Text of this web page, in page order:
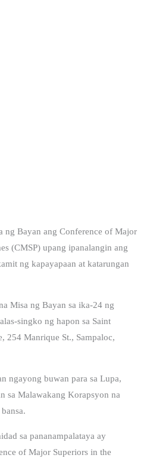
ng Bayan ang Conference of Major
(CMSP) upang ipanalangin ang
ng kapayapaan at katarungan
Misa ng Bayan sa ika-24 ng
singko ng hapon sa Saint
254 Manrique St., Sampaloc,
ngayong buwan para sa Lupa,
sa Malawakang Korapsyon na
sa pananampalataya ay
of Major Superiors in the